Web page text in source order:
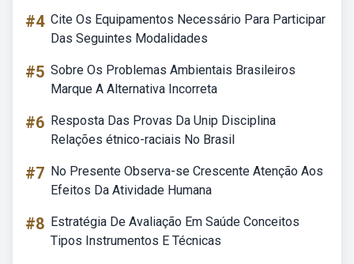
#4 Cite Os Equipamentos Necessário Para Participar
Das Seguintes Modalidades
#5 Sobre Os Problemas Ambientais Brasileiros
Marque A Alternativa Incorreta
#6 Resposta Das Provas Da Unip Disciplina
Relações étnico-raciais No Brasil
#7 No Presente Observa-se Crescente Atenção Aos
Efeitos Da Atividade Humana
#8 Estratégia De Avaliação Em Saúde Conceitos
Tipos Instrumentos E Técnicas